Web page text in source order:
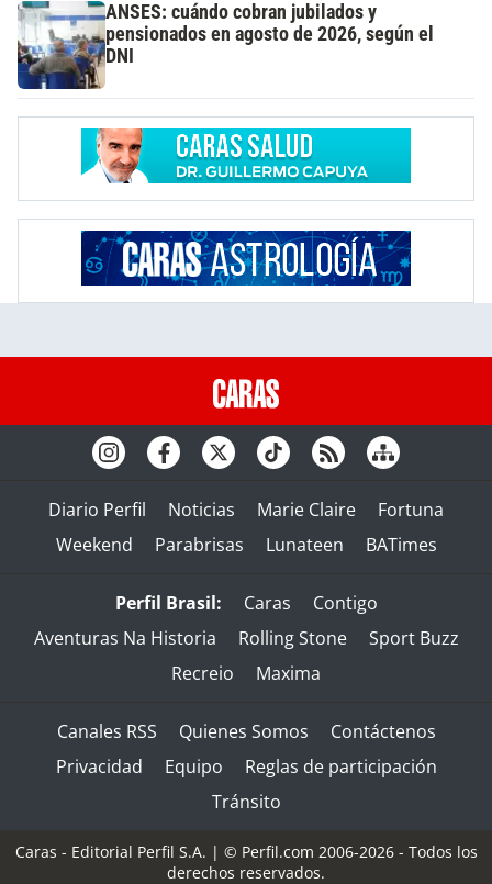
ANSES: cuándo cobran jubilados y
pensionados en agosto de 2026, según el
DNI
Diario Perfil Noticias Marie Claire
Fortuna
Weekend
Parabrisas Lunateen BATimes
Perfil Brasil: Caras
Contigo
Aventuras Na Historia
Rolling Stone
Sport Buzz
Recreio
Maxima
Canales RSS Quienes Somos
Contáctenos
Privacidad
Equipo
Reglas de participación
Tránsito
Caras - Editorial Perfil S.A. | © Perfil.com 2006-2026 - Todos los
derechos reservados.